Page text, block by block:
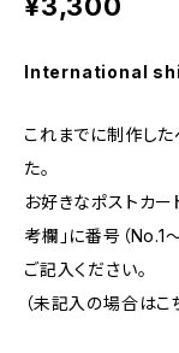
International
これまでに制作し
た。
お好きなポストカー
考欄」に番号（No.1
ご記入ください。
（未記入の場合は